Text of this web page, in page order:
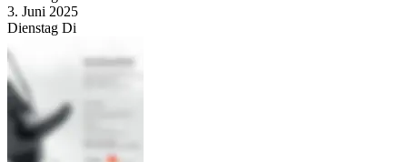
3. Juni 2025
Dienstag Di